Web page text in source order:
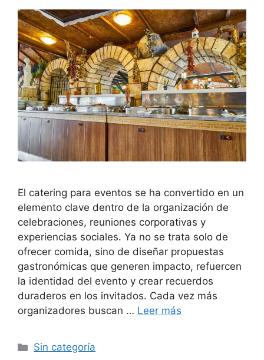
El catering para eventos se ha convertido en un
elemento clave dentro de la organización de
celebraciones, reuniones corporativas y
experiencias sociales. Ya no se trata solo de
ofrecer comida, sino de diseñar propuestas
gastronómicas que generen impacto, refuercen
la identidad del evento y crear recuerdos
duraderos en los invitados. Cada vez más
organizadores buscan … Leer más
Sin categoría